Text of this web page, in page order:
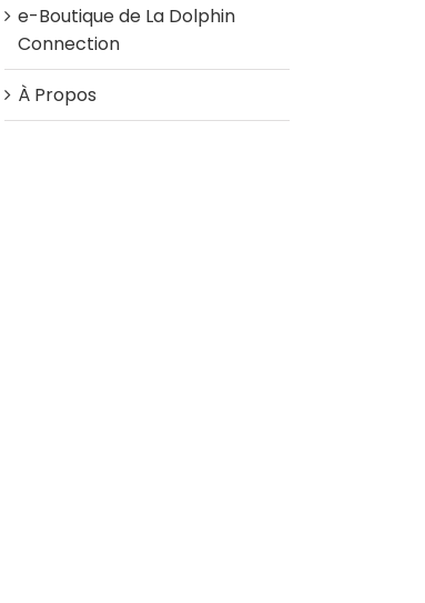
e-Boutique de La Dolphin
Connection
À Propos